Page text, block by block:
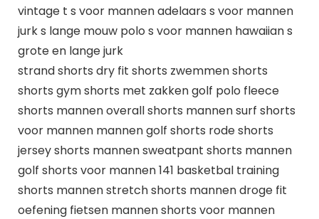
vintage t s voor mannen adelaars s voor mannen
jurk s lange mouw polo s voor mannen hawaiian s
grote en lange jurk
strand shorts dry fit shorts zwemmen shorts
shorts gym shorts met zakken golf polo fleece
shorts mannen overall shorts mannen surf shorts
voor mannen mannen golf shorts rode shorts
jersey shorts mannen sweatpant shorts mannen
golf shorts voor mannen 141 basketbal training
shorts mannen stretch shorts mannen droge fit
oefening fietsen mannen shorts voor mannen